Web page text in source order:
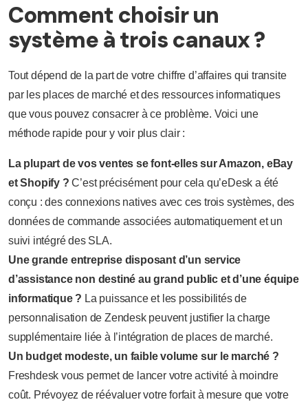
Comment choisir un
système à trois canaux ?
Tout dépend de la part de votre chiffre d’affaires qui transite
par les places de marché et des ressources informatiques
que vous pouvez consacrer à ce problème. Voici une
méthode rapide pour y voir plus clair :
La plupart de vos ventes se font-elles sur Amazon, eBay
et Shopify ? C’est précisément pour cela qu’eDesk a été
conçu : des connexions natives avec ces trois systèmes, des
données de commande associées automatiquement et un
suivi intégré des SLA.
Une grande entreprise disposant d’un service
d’assistance non destiné au grand public et d’une équipe
informatique ? La puissance et les possibilités de
personnalisation de Zendesk peuvent justifier la charge
supplémentaire liée à l’intégration de places de marché.
Un budget modeste, un faible volume sur le marché ?
Freshdesk vous permet de lancer votre activité à moindre
coût. Prévoyez de réévaluer votre forfait à mesure que votre